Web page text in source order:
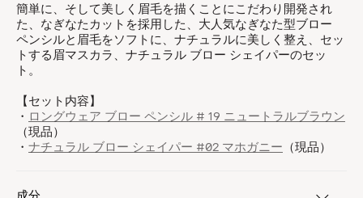
簡単に、そして美しく眉毛を描くことにこだわり開発され
た、なぎなたカットを採用した、大人気なぎなた型ブロー
ペンシルと眉毛をソフトに、ナチュラルに美しく整え、セッ
トする眉マスカラ、ナチュラル ブロー シェイパーのセッ
ト。
【セット内容】
・ ロングウェア ブロー ペンシル # 19 ニュートラルブラウン
（現品）
・ ナチュラル ブロー シェイパー #02 マホガニー （現品）
成分